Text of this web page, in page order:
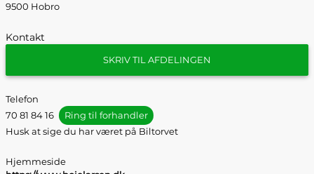
9500 Hobro
Kontakt
SKRIV TIL AFDELINGEN
Telefon
70 81 84 16
Ring til forhandler
Husk at sige du har været på Biltorvet
Hjemmeside